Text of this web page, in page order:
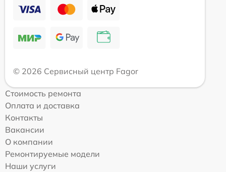
© 2026 Сервисный центр Fagor
Стоимость ремонта
Оплата и доставка
Контакты
Вакансии
О компании
Ремонтируемые модели
Наши услуги